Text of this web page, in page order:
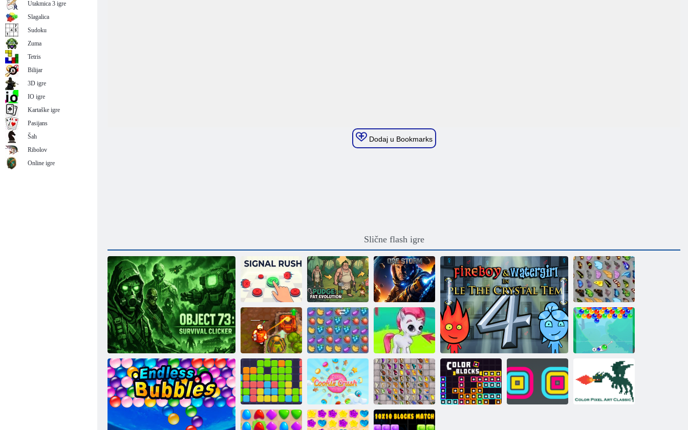
Dodaj u Bookmarks
Slične flash igre
Uzbuna
Mesar: Debela
evolucija
Rudni rat Leptir kyodai
Prokleto blago 2 Voćna drobljenje Gems: Bubbles Milina mjehur
Utakmica 3 igre
Slagalica
Sudoku
Zuma
Tetris
Bilijar
3D igre
IO igre
Kartaške igre
Pasijans
Šah
Ribolov
Online igre